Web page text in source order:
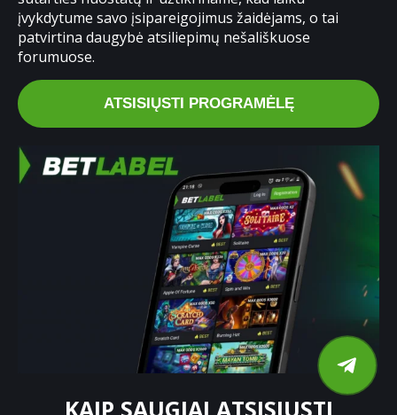
įvykdytume savo įsipareigojimus žaidėjams, o tai
patvirtina daugybė atsiliepimų nešališkuose
forumuose.
ATSISIŲSTI PROGRAMĖLĘ